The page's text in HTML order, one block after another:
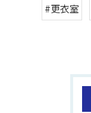
#更衣室